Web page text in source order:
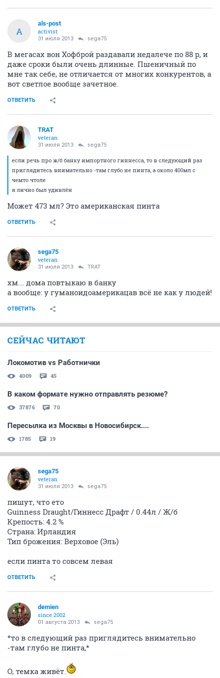
A
als-post
activist
31 июля 2013 sega75
В мегасах вон Хофброй раздавали недалече по 88 р, и
даже сроки были очень длинные. Пшеничный по
мне так себе, не отличается от многих конкурентов, а
вот светлое вообще зачетное.
ОТВЕТИТЬ
TRAT
veteran
31 июля 2013 sega75
если речь про ж/б банку импортного гиннесса, то в следующий раз
приглядитесь внимательно -там глубо не пинта, а около 400мл с
чемто чтоле
я лично был удивлён
Может 473 мл? Это американская пинта
ОТВЕТИТЬ
sega75
veteran
31 июля 2013 TRAT
хм... дома повтыкаю в банку
а вообще: у гуманоидоамерикацав всё не как у людей!
ОТВЕТИТЬ
СЕЙЧАС ЧИТАЮТ
Локомотив vs Работнички
4009 45
В каком формате нужно отправлять резюме?
37876 70
Пересылка из Москвы в Новосибирск....
1785 19
sega75
veteran
31 июля 2013 sega75
пишут, что ето
Guinness Draught/Гиннесс Драфт / 0.44л / Ж/б
Крепость: 4.2 %
Страна: Ирландия
Тип брожения: Верховое (Эль)
если пинта то совсем левая
ОТВЕТИТЬ
demien
since 2002
01 августа 2013 sega75
*то в следующий раз приглядитесь внимательно
-там глубо не пинта,*
О, темка живёт.